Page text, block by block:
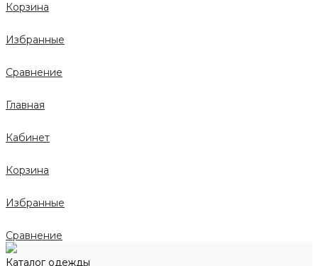
Корзина
Избранные
Сравнение
Главная
Кабинет
Корзина
Избранные
Сравнение
Каталог одежды